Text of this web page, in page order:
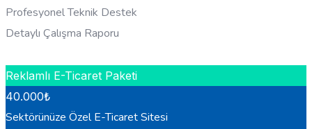
Profesyonel Teknik Destek
Detaylı Çalışma Raporu
Reklamlı E-Ticaret Paketi
40.000₺
Sektörünüze Özel E-Ticaret Sitesi